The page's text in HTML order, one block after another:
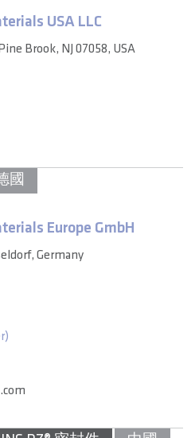
USA LLC
Brook, NJ 07058, USA
國
Europe GmbH
Germany